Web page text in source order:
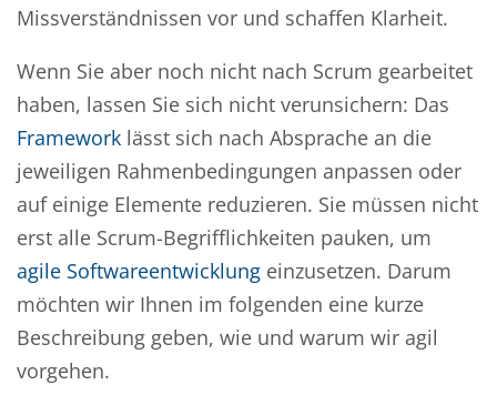
Missverständnissen vor und schaffen Klarheit.
Wenn Sie aber noch nicht nach Scrum gearbeitet
haben, lassen Sie sich nicht verunsichern: Das
Framework lässt sich nach Absprache an die
jeweiligen Rahmenbedingungen anpassen oder
auf einige Elemente reduzieren. Sie müssen nicht
erst alle Scrum-Begrifflichkeiten pauken, um
agile Softwareentwicklung einzusetzen. Darum
möchten wir Ihnen im folgenden eine kurze
Beschreibung geben, wie und warum wir agil
vorgehen.